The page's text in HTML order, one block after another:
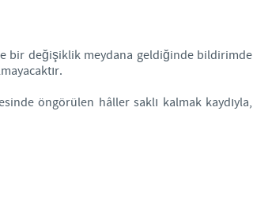
bir değişiklik meydana geldiğinde bildirimde
öngörülen hâller saklı kalmak kaydıyla,